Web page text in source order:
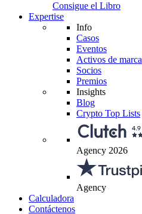
Consigue el Libro
Expertise
Info
Casos
Eventos
Activos de marca
Socios
Premios
Insights
Blog
Crypto Top Lists
Agency 2026
Agency
Calculadora
Contáctenos